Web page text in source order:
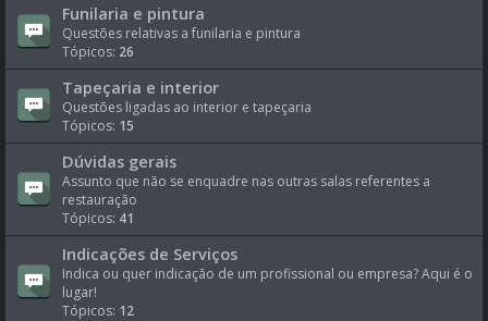
Funilaria e pintura
Questões relativas a funilaria e pintura
Tópicos: 26
Tapeçaria e interior
Questões ligadas ao interior e tapeçaria
Tópicos: 15
Dúvidas gerais
Assunto que não se enquadre nas outras salas referentes a
restauração
Tópicos: 41
Indicações de Serviços
Indica ou quer indicação de um profissional ou empresa? Aqui é o
lugar!
Tópicos: 12